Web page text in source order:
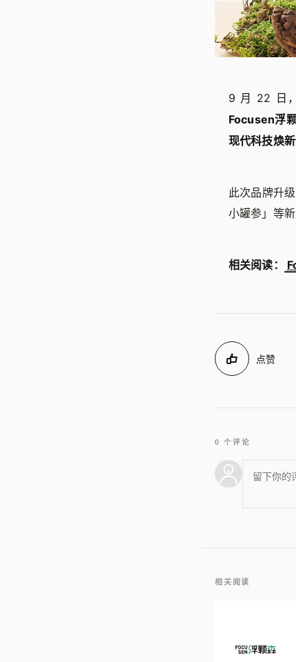
9 月 22 日，
Focusen浮
现代科技焕新
此次品牌升
小罐参」等
相关阅读：
点赞
0 个评论
相关阅读